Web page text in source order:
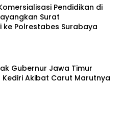
Pendidikan di
Surat
ke Polrestabes Surabaya
Akibat Carut Marutnya